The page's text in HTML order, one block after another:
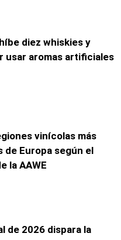
diez whiskies y
usar aromas artificiales
vinícolas más
de Europa según el
la AAWE
de 2026 dispara la